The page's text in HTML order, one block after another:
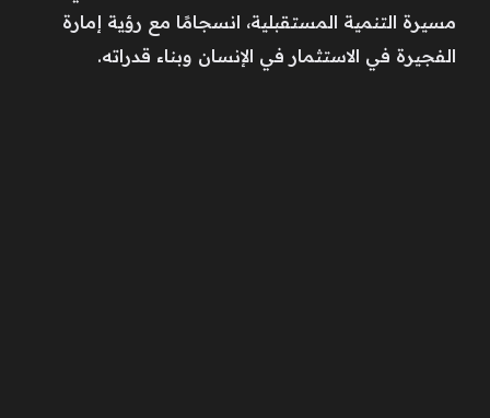
مسيرة التنمية المستقبلية، انسجامًا مع رؤية إمارة
الفجيرة في الاستثمار في الإنسان وبناء قدراته.